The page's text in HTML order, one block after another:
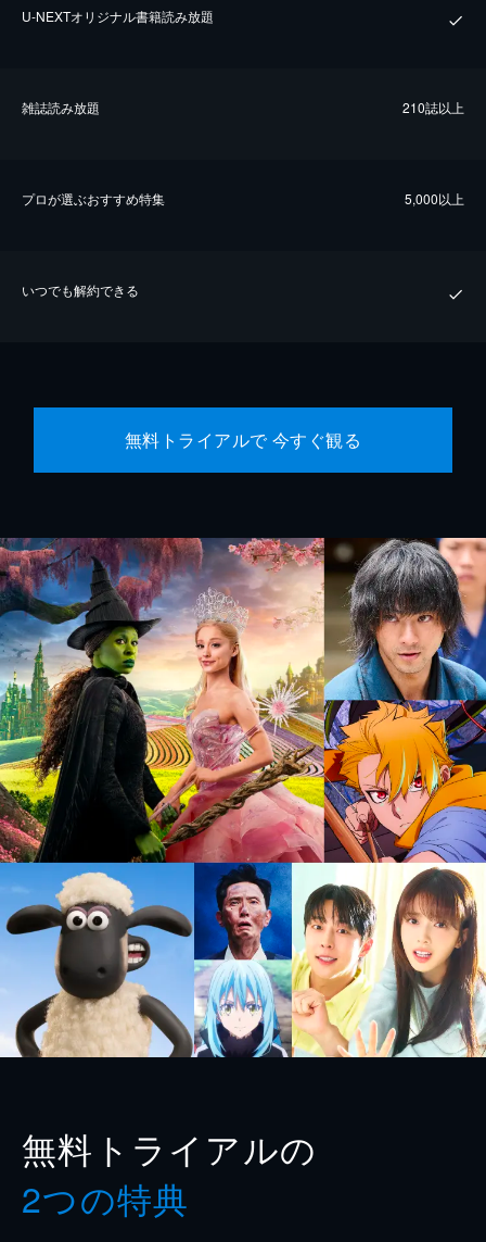
U-NEXTオリジナル書籍読み放題
雑誌読み放題 210誌以上
プロが選ぶおすすめ特集 5,000以上
いつでも解約できる
無料トライアルで 今すぐ観る
無料トライアルの
2つの特典